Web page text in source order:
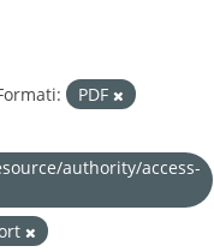
PDF
authority/access-